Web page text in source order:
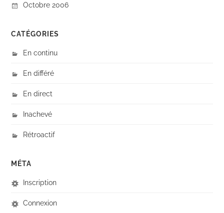
Octobre 2006
CATÉGORIES
En continu
En différé
En direct
Inachevé
Rétroactif
MÉTA
Inscription
Connexion